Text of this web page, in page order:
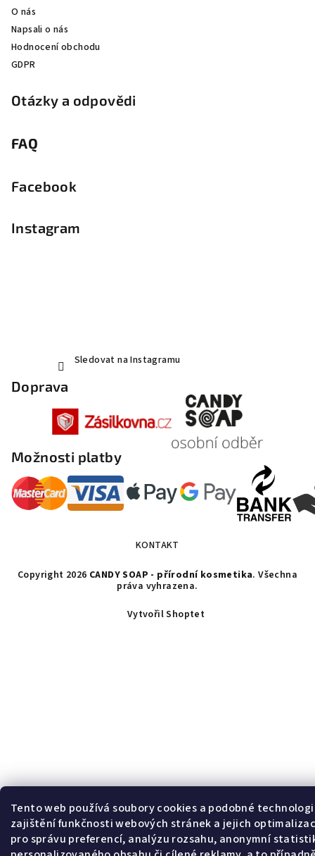
Tento web používá soubory cookies a podobné
zajištění funkčnosti webových stránek a jejich
pro správu preferencí, analýzu rozsahu, anonymní
O nás
Napsali o nás
Hodnocení obchodu
GDPR
Otázky a odpovědi
FAQ
Facebook
Instagram
Sledovat na Instagramu
Doprava
Možnosti platby
KONTAKT
Copyright 2026 CANDY SOAP - přírodní kosmetika. Všechna
práva vyhrazena.
Vytvořil Shoptet